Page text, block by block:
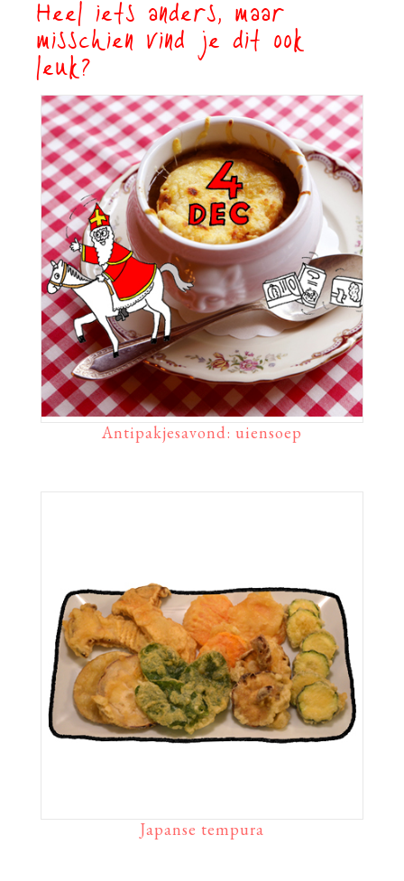
Heel iets anders, maar
misschien vind je dit ook
leuk?
Antipakjesavond: uiensoep
Japanse tempura